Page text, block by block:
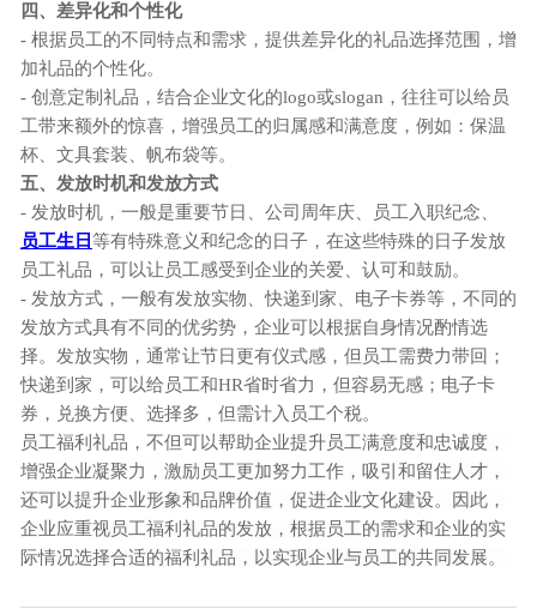
四、 差异化和个性化
- 根据员工的不同特点和需求，提供差异化的礼品选择范围，增
加礼品的个性化。
- 创意定制礼品，结合企业文化的logo或slogan，往往可以给员
工带来额外的惊喜，增强员工的归属感和满意度，例如：保温
杯、文具套装、帆布袋等。
五、 发放时机和发放方式
- 发放时机，一般是重要节日、公司周年庆、员工入职纪念、
员工生日等有特殊意义和纪念的日子，在这些特殊的日子发放
员工礼品，可以让员工感受到企业的关爱、认可和鼓励。
- 发放方式，一般有发放实物、快递到家、电子卡券等，不同的
发放方式具有不同的优劣势，企业可以根据自身情况酌情选
择。发放实物，通常让节日更有仪式感，但员工需费力带回；
快递到家，可以给员工和HR省时省力，但容易无感；电子卡
券，兑换方便、选择多，但需计入员工个税。
员工福利礼品，不但可以帮助企业提升员工满意度和忠诚度 ，
增强企业凝聚力 ， 激励员工更加努力工作 ， 吸引和留住人才 ，
还可以提升企业形象和品牌价值 ， 促进企业文化建设。因此，
企业应重视员工福利礼品的发放， 根据员工的需求和企业的实
际情况选择合适的福利礼品，以实现企业与员工的共同发展。